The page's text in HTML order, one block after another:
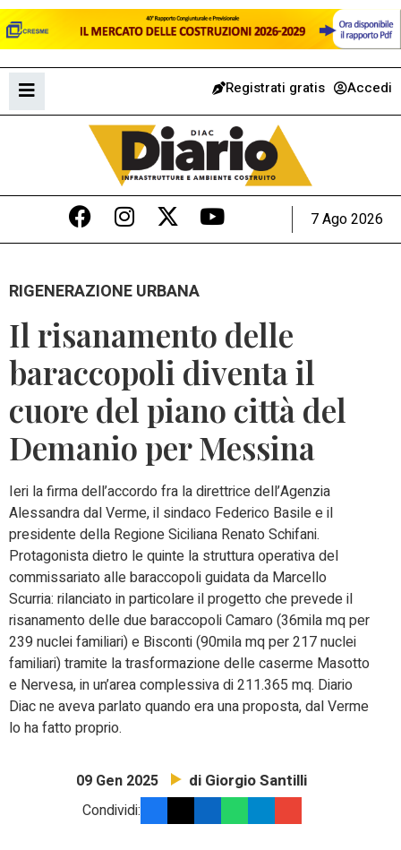
Registrati gratis Accedi
7 Ago 2026
RIGENERAZIONE URBANA
Il risanamento delle
baraccopoli diventa il
cuore del piano città del
Demanio per Messina
Ieri la firma dell’accordo fra la direttrice dell’Agenzia
Alessandra dal Verme, il sindaco Federico Basile e il
presidente della Regione Siciliana Renato Schifani.
Protagonista dietro le quinte la struttura operativa del
commissariato alle baraccopoli guidata da Marcello
Scurria: rilanciato in particolare il progetto che prevede il
risanamento delle due baraccopoli Camaro (36mila mq per
239 nuclei familiari) e Bisconti (90mila mq per 217 nuclei
familiari) tramite la trasformazione delle caserme Masotto
e Nervesa, in un’area complessiva di 211.365 mq. Diario
Diac ne aveva parlato quando era una proposta, dal Verme
lo ha fatto proprio.
09 Gen 2025 di Giorgio Santilli
Condividi: